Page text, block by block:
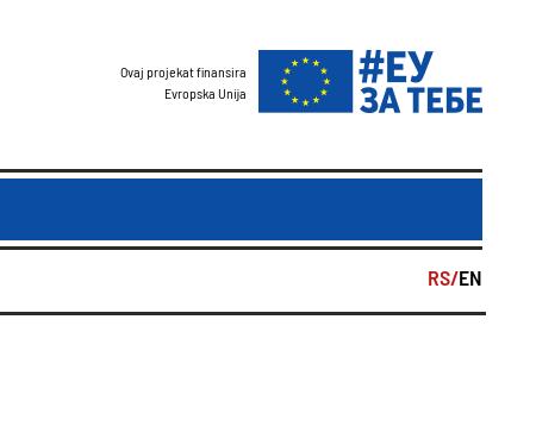
Ovaj projekat finansira
Evropska Unija
RS/EN